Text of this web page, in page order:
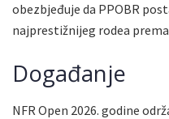
obezbjeđuje da PPOBR
najprestižnijeg rodea prema
Događanje
NFR Open 2026. godine